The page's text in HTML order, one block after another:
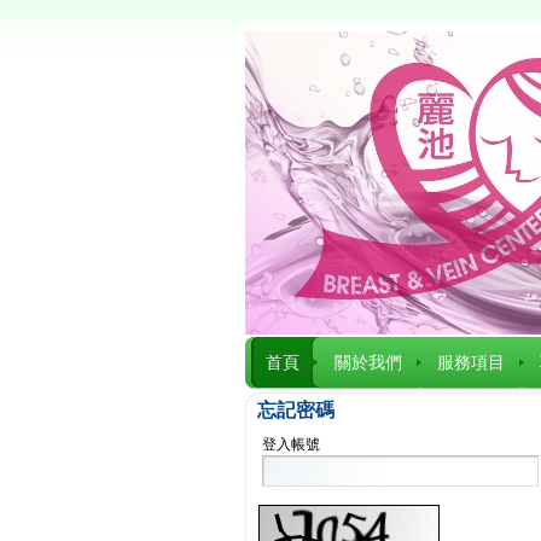
首頁 關於我們 服務項目
忘記密碼
登入帳號